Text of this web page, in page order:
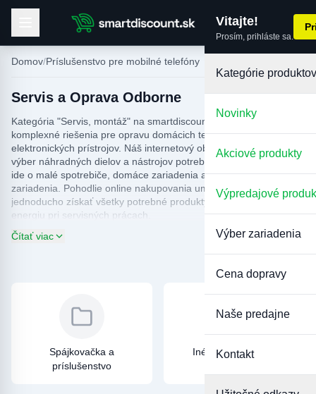
Vitajte!
Prosím, prihláste sa.
Kategórie produktov
Novinky
Akciové produkty
Výpredajové
Výber zariadenia
Cena dopravy
Naše predajne
Kontakt
Domov Príslušenstvo pre mobilné telefóny
Servis a Oprava Odborne
Kategória "Servis, montáž" na smartdiscount.sk ponúka
komplexné riešenia pre opravu domácich technických zariadení a
elektronických prístrojov. Náš internetový obchod ponúka široký
výber náhradných dielov a nástrojov potrebných na servis, či už
ide o malé spotrebiče, domáce zariadenia alebo počítačové
zariadenia. Pohodlie online nakupovania umožňuje rýchlo a
jednoducho získať všetky potrebné produkty, čím šetríte čas a
energiu pri servisných prácach.
Na predĺženie životnosti servisu je nevyhnutné používať
spoľahlivé a kvalitné náhradné diely a nástroje. V našej ponuke
rôznych montážnych prácach. Či už ide o domáce majstrovanie
alebo profesionálne montážne úlohy, u nás nájdete všetko, čo
potrebujete na úspešné vykonanie servisu. Objavte ponuku
nášho internetového obchodu a vyberte si kvalitu v kategórii
Čítať viac
Spájkovačka a
príslušenstvo
Iné náhradné diely